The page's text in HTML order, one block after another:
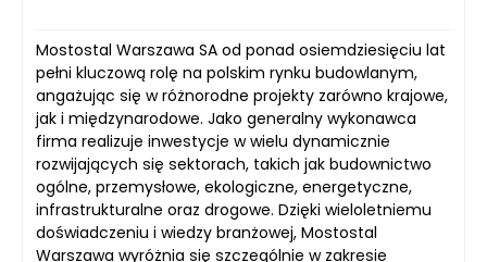
Mostostal Warszawa SA od ponad osiemdziesięciu lat
pełni kluczową rolę na polskim rynku budowlanym,
angażując się w różnorodne projekty zarówno krajowe,
jak i międzynarodowe. Jako generalny wykonawca
firma realizuje inwestycje w wielu dynamicznie
rozwijających się sektorach, takich jak budownictwo
ogólne, przemysłowe, ekologiczne, energetyczne,
infrastrukturalne oraz drogowe. Dzięki wieloletniemu
doświadczeniu i wiedzy branżowej, Mostostal
Warszawa wyróżnia się szczególnie w zakresie